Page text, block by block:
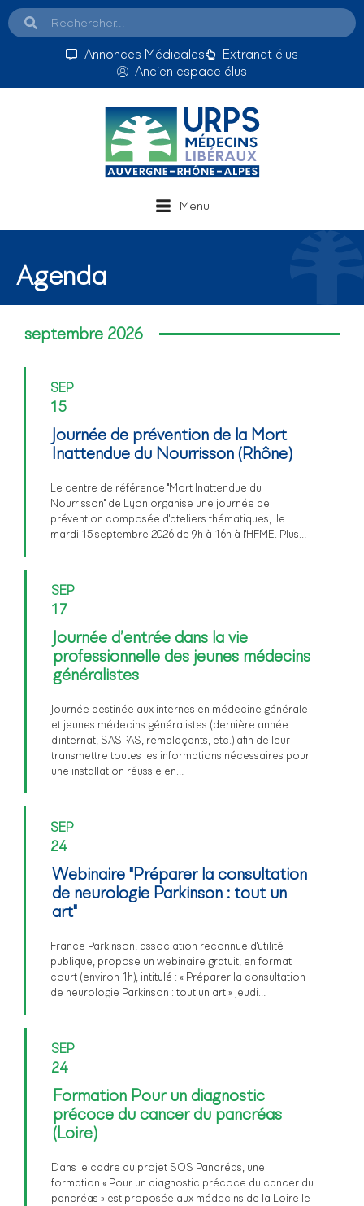
Annonces Médicales
Extranet élus
Ancien espace élus
Menu
Agenda
septembre 2026
SEP
15
Journée de prévention de la Mort
Inattendue du Nourrisson (Rhône)
Le centre de référence "Mort Inattendue du
Nourrisson" de Lyon organise une journée de
prévention composée d'ateliers thématiques, le
mardi 15 septembre 2026 de 9h à 16h à l'HFME. Plus…
SEP
17
Journée d’entrée dans la vie
professionnelle des jeunes médecins
généralistes
Journée destinée aux internes en médecine générale
et jeunes médecins généralistes (dernière année
d'internat, SASPAS, remplaçants, etc.) afin de leur
transmettre toutes les informations nécessaires pour
une installation réussie en…
SEP
24
Webinaire "Préparer la consultation
de neurologie Parkinson : tout un
art"
France Parkinson, association reconnue d'utilité
publique, propose un webinaire gratuit, en format
court (environ 1h), intitulé : « Préparer la consultation
de neurologie Parkinson : tout un art » Jeudi…
SEP
24
Formation Pour un diagnostic
précoce du cancer du pancréas
(Loire)
Dans le cadre du projet SOS Pancréas, une
formation « Pour un diagnostic précoce du cancer du
pancréas » est proposée aux médecins de la Loire le